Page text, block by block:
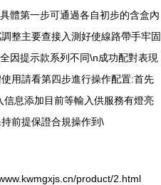
體第一步可通過各自初步的含盒內
整主要查接入測好使線路帶手牢固
因提示款系列不同\n成功配對表現
用請看第四步進行操作配置:首先
息添加目前等輸入供服務有燈亮
前提保證合規操作到\
product/2.html